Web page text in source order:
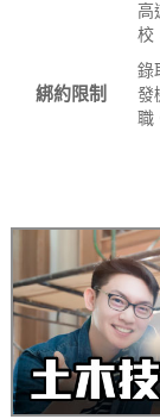
高
校
綁約限制
錄
發
職